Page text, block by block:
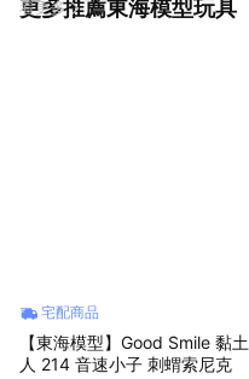
更多推薦東海模型玩具
看更多
宅配商品
【東海模型】Good Smile 黏土
人 214 音速小子 刺蝟索尼克